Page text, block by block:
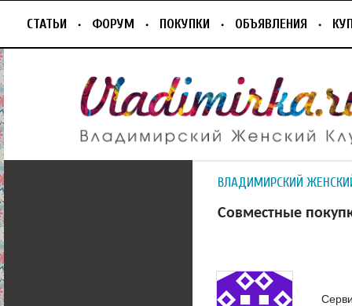
СТАТЬИ ФОРУМ ПОКУПКИ ОБЪЯВЛЕНИЯ
ВЛАДИМИРСКИЙ
Совместные